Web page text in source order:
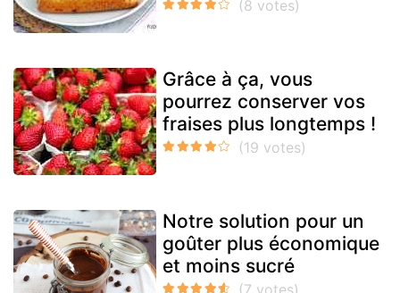
Grâce à ça, vous
pourrez conserver vos
fraises plus longtemps !
Notre solution pour un
goûter plus économique
et moins sucré